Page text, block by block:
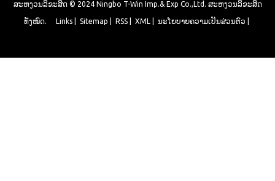
ສະຫງວນລິຂະສິດ © 2024 Ningbo T-Win Imp.& Exp Co.,Ltd. ສະຫງວນລິຂະສິດ
ທັງໝົດ. Links Sitemap RSS XML ນະໂຍບາຍຄວາມເປັນສ່ວນຕົວ